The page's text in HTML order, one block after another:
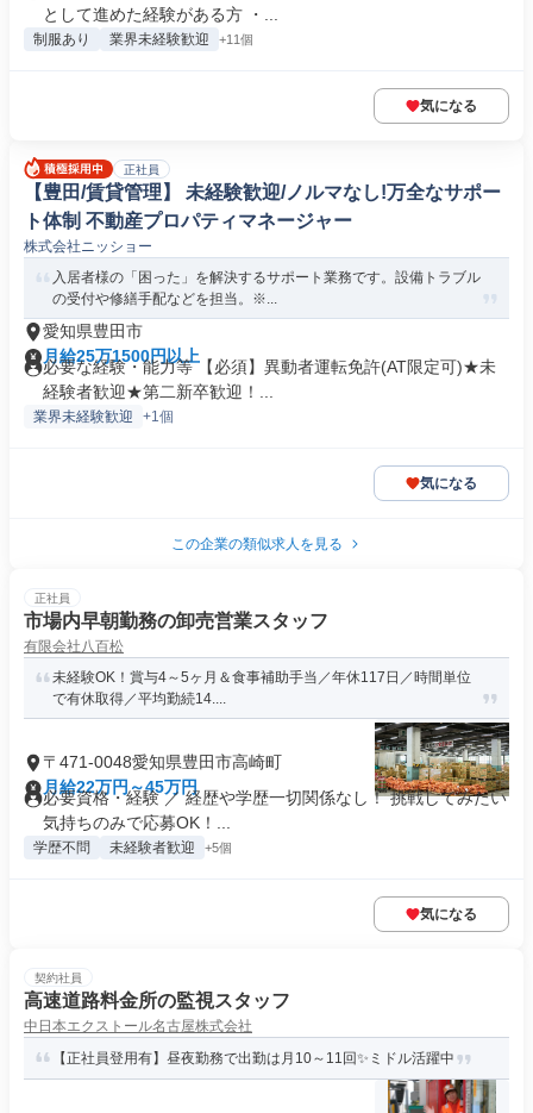
として進めた経験がある方 ・...
制服あり 業界未経験歓迎 +11個
気になる
正社員
【豊田/賃貸管理】 未経験歓迎/ノルマなし!万全なサポー
ト体制 不動産プロパティマネージャー
株式会社ニッショー
入居者様の「困った」を解決するサポート業務です。設備トラブル
の受付や修繕手配などを担当。※...
愛知県豊田市
月給25万1500円以上
必要な経験・能力等 【必須】異動者運転免許(AT限定可)★未
経験者歓迎★第二新卒歓迎！...
業界未経験歓迎 +1個
気になる
この企業の類似求人を見る
正社員
市場内早朝勤務の卸売営業スタッフ
有限会社八百松
未経験OK！賞与4～5ヶ月＆食事補助手当／年休117日／時間単位
で有休取得／平均勤続14....
〒471-0048愛知県豊田市高崎町
月給22万円～45万円
必要資格・経験 ／ 経歴や学歴一切関係なし！ 挑戦してみたい
気持ちのみで応募OK！...
学歴不問 未経験者歓迎 +5個
気になる
契約社員
高速道路料金所の監視スタッフ
中日本エクストール名古屋株式会社
【正社員登用有】昼夜勤務で出勤は月10～11回✨ミドル活躍中